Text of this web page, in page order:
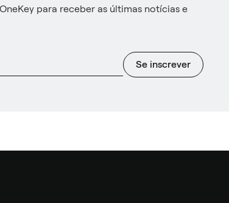
para receber as últimas notícias e
Se inscrever